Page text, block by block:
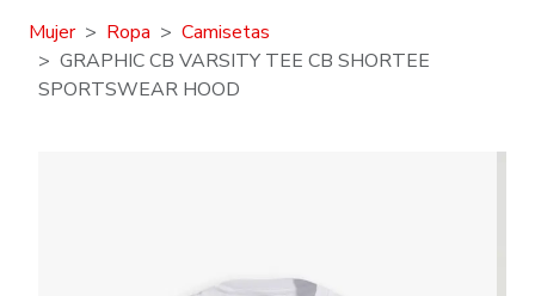
Mujer Ropa
Camisetas
GRAPHIC CB VARSITY TEE CB SHORTEE
SPORTSWEAR HOOD